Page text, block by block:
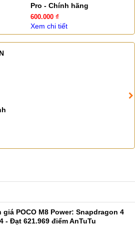
Pro - Chính hãng
600.000 ₫
Xem chi tiết
giá POCO M8 Power: Snapdragon 4
- Đạt 621.969 điểm AnTuTu